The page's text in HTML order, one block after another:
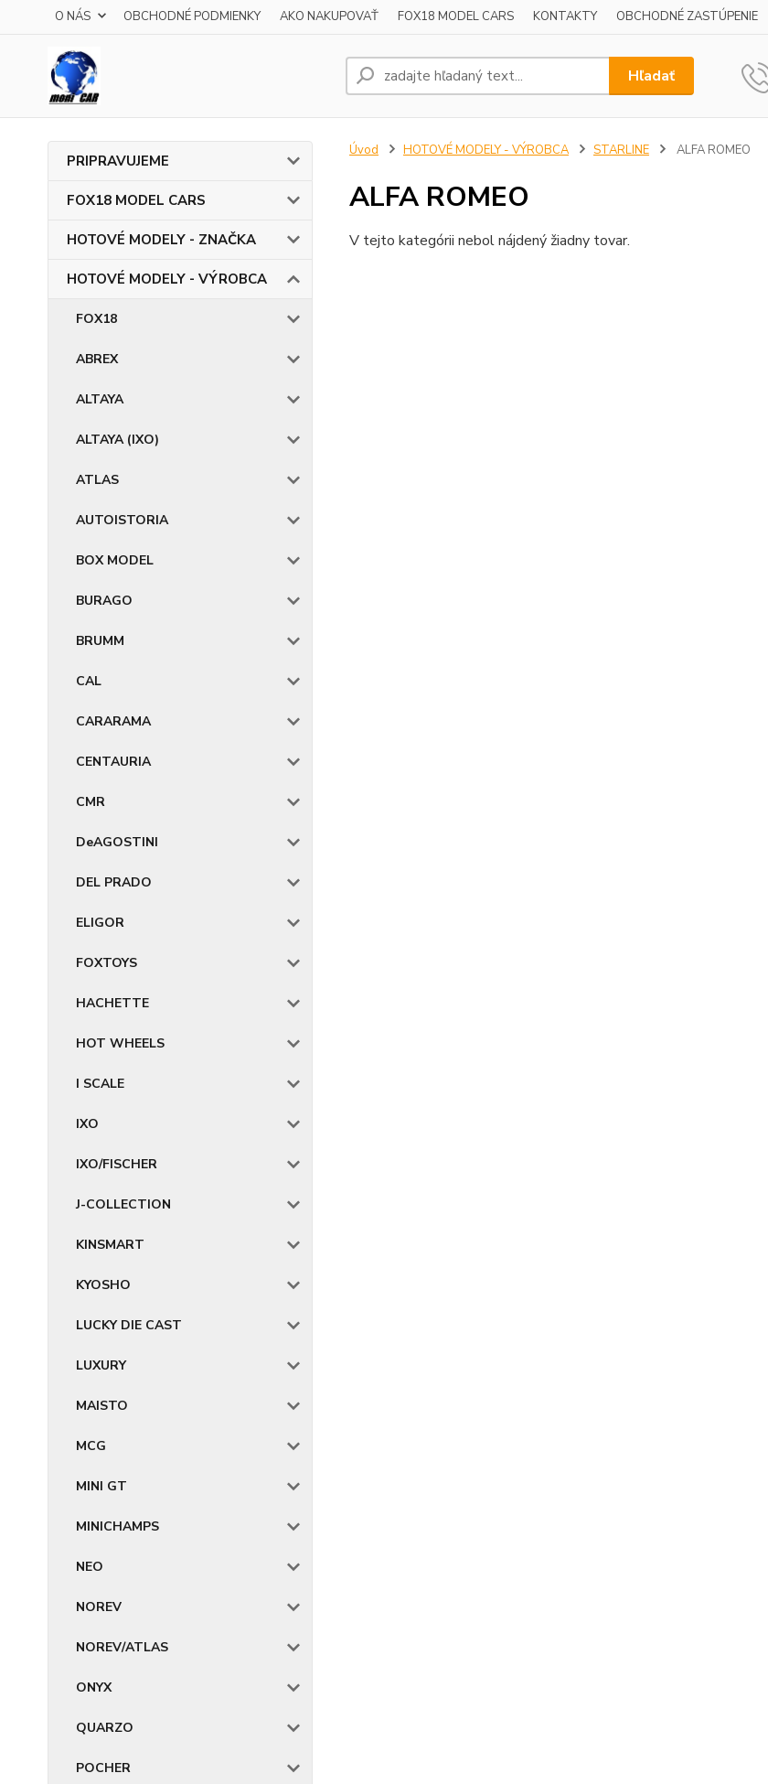
O NÁS OBCHODNÉ PODMIENKY AKO NAKUPOVAŤ FOX18 MODEL CARS KONTAKTY OBCHODNÉ ZASTÚPENIE
Hľadať
PRIPRAVUJEME
FOX18 MODEL CARS
HOTOVÉ MODELY - ZNAČKA
HOTOVÉ MODELY - VÝROBCA
FOX18
ABREX
ALTAYA
ALTAYA (IXO)
ATLAS
AUTOISTORIA
BOX MODEL
BURAGO
BRUMM
CAL
CARARAMA
CENTAURIA
CMR
DeAGOSTINI
DEL PRADO
ELIGOR
FOXTOYS
HACHETTE
HOT WHEELS
I SCALE
IXO
IXO/FISCHER
J-COLLECTION
KINSMART
KYOSHO
LUCKY DIE CAST
LUXURY
MAISTO
MCG
MINI GT
MINICHAMPS
NEO
NOREV
NOREV/ATLAS
ONYX
QUARZO
POCHER
Úvod HOTOVÉ MODELY - VÝROBCA STARLINE ALFA ROMEO
ALFA ROMEO
V tejto kategórii nebol nájdený žiadny tovar.